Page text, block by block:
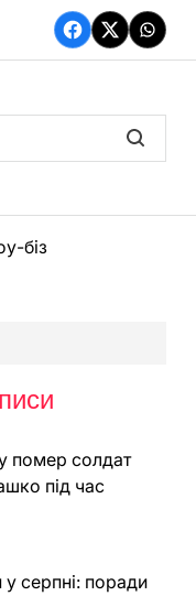
Facebook
Twitter
біз
помер солдат
під час
серпні: поради